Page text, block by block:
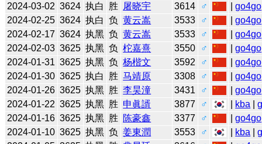
2024-03-02 3624 执白 胜 屠晓宇 3614 ♂ |go4go
2024-02-25 3624 执白 负 黄云嵩 3533 ♂ |go4go
2024-02-17 3624 执黑 负 黄云嵩 3533 ♂ |go4go
2024-02-03 3625 执黑 负 柁嘉熹 3550 ♂ |go4go
2024-01-31 3625 执黑 负 杨楷文 3592 ♂ |go4go
2024-01-30 3625 执白 胜 马靖原 3308 ♂ |go4go
2024-01-26 3625 执黑 胜 李昊潼 3431 ♂ |go4go
2024-01-22 3625 执黑 胜 申眞諝 3877 ♂ kba |
2024-01-16 3625 执黑 胜 陈豪鑫 3377 ♂ |go4go
2024-01-10 3625 执黑 负 姜東潤 3553 ♂ kba |